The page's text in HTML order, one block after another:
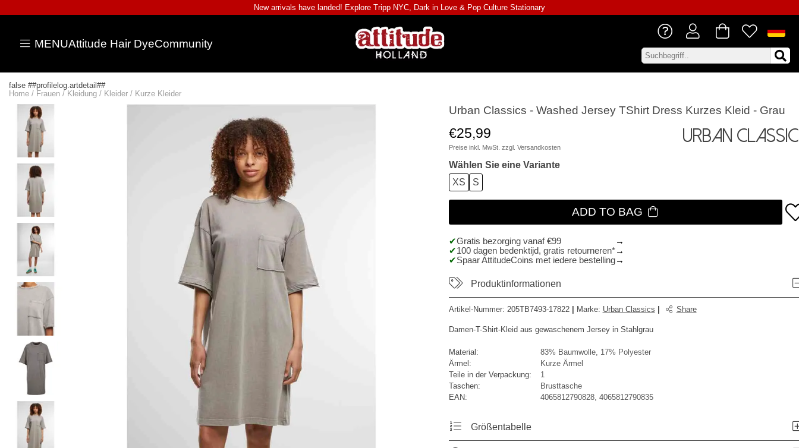
New arrivals have landed! Explore Tripp NYC, Dark in Love & Pop Culture Stationary
MENUAttitude Hair DyeCommunity
false ##profilelog.artdetail##
Home / Frauen / Kleidung / Kleider / Kurze Kleider
Urban Classics - Washed Jersey TShirt Dress Kurzes Kleid - Grau
€25,99
Preise inkl. MwSt. zzgl. Versandkosten
Urban
Wählen Sie eine Variante
XS
S
ADD TO BAG
Gratis bezorging vanaf €99
100 dagen bedenktijd, gratis retourneren*
Spaar AttitudeCoins met iedere bestelling
Produktinformationen
Artikel-Nummer: 205TB7493-17822 Marke: Urban Classics Share
Damen-T-Shirt-Kleid aus gewaschenem Jersey in Stahlgrau
Material:
83% Baumwolle, 17% Polyester
Ärmel:
Kurze Ärmel
Teile in der Verpackung:
1
Taschen:
Brusttasche
EAN:
4065812790828, 4065812790835
Größentabelle